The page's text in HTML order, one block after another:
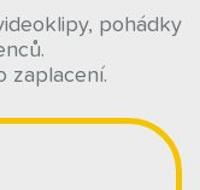
pohádky
zaplacení.